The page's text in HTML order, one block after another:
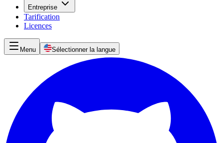
Entreprise
Tarification
Licences
Menu Sélectionner la langue